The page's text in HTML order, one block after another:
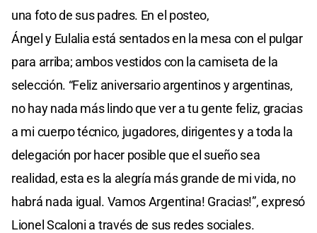
una foto de sus padres. En el posteo,
Ángel y Eulalia está sentados en la mesa con el pulgar
para arriba; ambos vestidos con la camiseta de la
selección. “Feliz aniversario argentinos y argentinas,
no hay nada más lindo que ver a tu gente feliz, gracias
a mi cuerpo técnico, jugadores, dirigentes y a toda la
delegación por hacer posible que el sueño sea
realidad, esta es la alegría más grande de mi vida, no
habrá nada igual. Vamos Argentina! Gracias!”, expresó
Lionel Scaloni a través de sus redes sociales.